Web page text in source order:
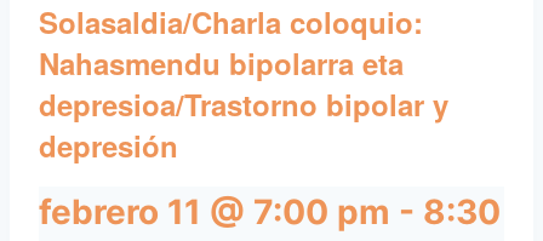
Solasaldia/Charla coloquio:
Nahasmendu bipolarra eta
depresioa/Trastorno bipolar y
depresión
febrero 11 @ 7:00 pm - 8:30